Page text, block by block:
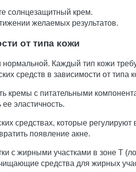
солнцезащитный крем.
желаемых результатов.
от типа кожи
Каждый тип кожи
средств в зависимости от типа
кремы с питательными
эластичность.
средствах, которые
появление акне.
с жирными участками в зоне T
средства для жирных